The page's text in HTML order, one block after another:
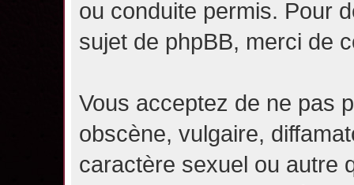
ou conduite permis. Pour
sujet de phpBB, merci de
Vous acceptez de ne pas
obscène, vulgaire,
caractère sexuel ou autre